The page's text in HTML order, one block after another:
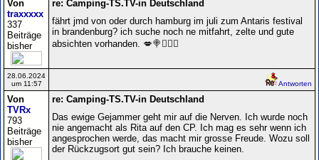
Von
traxxxxx
337
Beiträge
bisher
re: Camping-TS.TV-in Deutschland
fährt jmd von oder durch hamburg im juli zum Antaris festival
in brandenburg? ich suche noch ne mitfahrt, zelte und gute
absichten vorhanden. 💋🍭🙋🏼‍♀️
28.06.2024
um 11:57
Antworten
Von
TVRx
793
Beiträge
bisher
re: Camping-TS.TV-in Deutschland
Das ewige Gejammer geht mir auf die Nerven. Ich wurde noch
nie angemacht als Rita auf den CP. Ich mag es sehr wenn ich
angesprochen werde, das macht mir grosse Freude. Wozu soll
der Rückzugsort gut sein? Ich brauche keinen.